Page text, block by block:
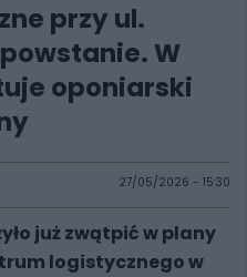
przy ul.
W
oponiarski
27/05/2026 - 15:30
już zwątpić w plany
logistycznego w